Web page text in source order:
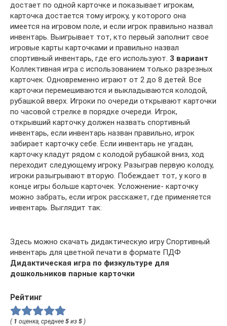
достает по одной карточке и показывает игрокам,
карточка достается тому игроку, у которого она
имеется на игровом поле, и если игрок правильно назвал
инвентарь. Выигрывает тот, кто первый заполнит свое
игровые карты карточками и правильно назвал
спортивный инвентарь, где его используют. 3 вариант
Коллективная игра с использованием только разрезных
карточек. Одновременно играют от 2 до 8 детей. Все
карточки перемешиваются и выкладываются колодой,
рубашкой вверх. Игроки по очереди открывают карточки
по часовой стрелке в порядке очереди. Игрок,
открывший карточку должен назвать спортивный
инвентарь, если инвентарь назван правильно, игрок
забирает карточку себе. Если инвентарь не угадан,
карточку кладут рядом с колодой рубашкой вниз, ход
переходит следующему игроку. Разыграв первую колоду,
игроки разыгрывают вторую. Побеждает тот, у кого в
конце игры больше карточек. Усложнение- карточку
можно забрать, если игрок расскажет, где применяется
инвентарь. Выглядит так:
Здесь можно скачать дидактическую игру Спортивный
инвентарь для цветной печати в формате ПДФ
Дидактическая игра по физкультуре для
дошкольников парные карточки
Рейтинг
( 1 оценка, среднее 5 из 5 )